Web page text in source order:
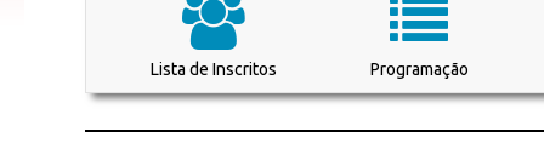
Lista de Inscritos Programação